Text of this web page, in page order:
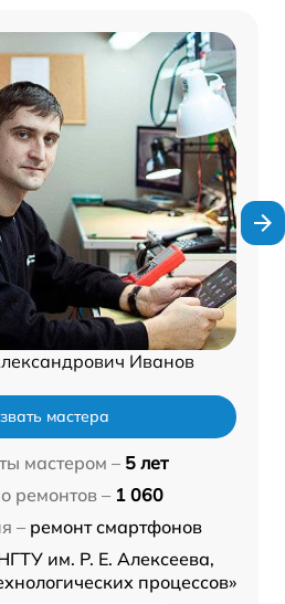
Иванов
мастера
мастером – 5 лет
ремонтов – 1 060
– ремонт смартфонов
им. Р. Е. Алексеева,
процессов»